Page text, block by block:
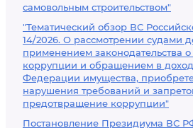
самовольным строительством"
"Тематический обзор ВС
14/2026. О рассмотрении судами
применением законодательства
коррупции и обращением в
Федерации имущества,
нарушения требований и
предотвращение коррупции"
Постановление Президиума ВС